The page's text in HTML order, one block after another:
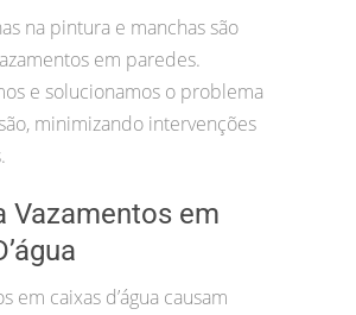
na pintura e manchas são
em paredes.
e solucionamos o problema
minimizando intervenções
Vazamentos em
em caixas d’água causam